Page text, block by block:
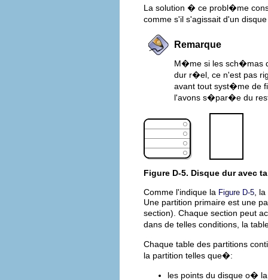
La solution � ce probl�me
comme s'il s'agissait d'un
Remarque
M�me si les sch�mas
dur r�el, ce n'est pas
avant tout syst�me de
l'avons s�par�e du
Figure D-5. Disque dur avec
Comme l'indique la Figure D-5,
Une partition primaire est une
section). Chaque section peut
dans de telles conditions, la
Chaque table des partitions
la partition telles que�:
les points du disque o�